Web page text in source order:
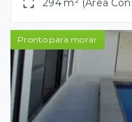
Pronto para morar